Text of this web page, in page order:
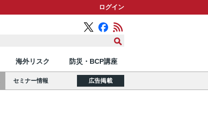
ログイン
海外リスク 防災・BCP講座
セミナー情報 広告掲載